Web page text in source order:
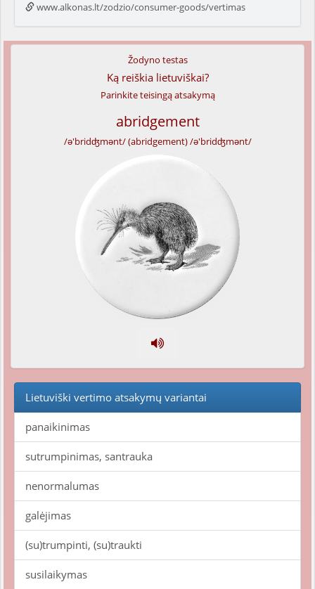
www.alkonas.lt/zodzio/consumer-goods/vertimas
Žodyno testas
Ką reiškia lietuviškai?
Parinkite teisingą atsakymą
abridgement
/ə'bridʤmənt/ (abridgement) /ə'bridʤmənt/
Lietuviški vertimo atsakymų variantai
panaikinimas
sutrumpinimas, santrauka
nenormalumas
galėjimas
(su)trumpinti, (su)traukti
susilaikymas